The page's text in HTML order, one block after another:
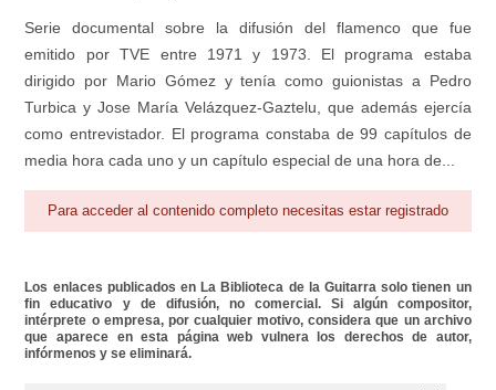
Reproductor
Serie documental sobre la difusión del flamenco que fue
emitido por TVE entre 1971 y 1973. El programa estaba
dirigido por Mario Gómez y tenía como guionistas a Pedro
Turbica y Jose María Velázquez-Gaztelu, que además ejercía
como entrevistador. El programa constaba de 99 capítulos de
media hora cada uno y un capítulo especial de una hora de...
Para acceder al contenido completo necesitas estar registrado
Los enlaces publicados en La Biblioteca de la Guitarra solo tienen un
fin educativo y de difusión, no comercial. Si algún compositor,
intérprete o empresa, por cualquier motivo, considera que un archivo
que aparece en esta página web vulnera los derechos de autor,
infórmenos y se eliminará.